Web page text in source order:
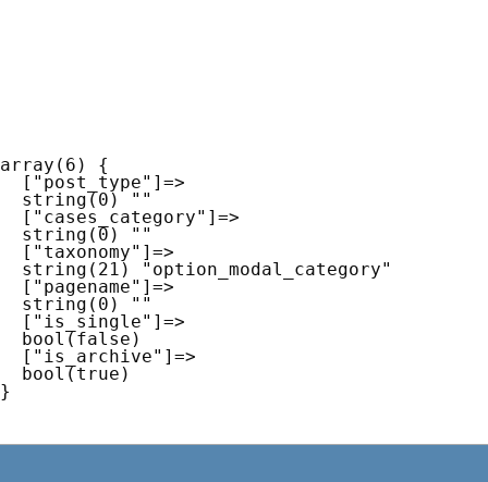
array(6) {
  ["post_type"]=>
  string(0) ""
  ["cases_category"]=>
  string(0) ""
  ["taxonomy"]=>
  string(21) "option_modal_category"
  ["pagename"]=>
  string(0) ""
  ["is_single"]=>
  bool(false)
  ["is_archive"]=>
  bool(true)